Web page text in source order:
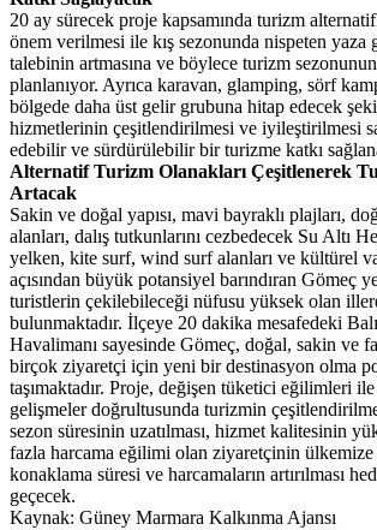
20 ay sürecek proje kapsamında turizm
önem verilmesi ile kış sezonunda nispeten yaza
talebinin artmasına ve böylece turizm sezonunun
planlanıyor. Ayrıca karavan, glamping, sörf
bölgede daha üst gelir grubuna hitap edecek
hizmetlerinin çeşitlendirilmesi ve iyileştirilmesi
edebilir ve sürdürülebilir bir turizme katkı
Alternatif Turizm Olanakları Çeşitlenerek
Artacak
Sakin ve doğal yapısı, mavi bayraklı plajları,
alanları, dalış tutkunlarını cezbedecek Su Altı
yelken, kite surf, wind surf alanları ve kültürel
açısından büyük potansiyel barındıran Gömeç
turistlerin çekilebileceği nüfusu yüksek olan
bulunmaktadır. İlçeye 20 dakika mesafedeki
Havalimanı sayesinde Gömeç, doğal, sakin ve
birçok ziyaretçi için yeni bir destinasyon olma
taşımaktadır. Proje, değişen tüketici eğilimleri
gelişmeler doğrultusunda turizmin
sezon süresinin uzatılması, hizmet kalitesinin
fazla harcama eğilimi olan ziyaretçinin
konaklama süresi ve harcamaların artırılması
geçecek.
Kaynak: Güney Marmara Kalkınma Ajansı